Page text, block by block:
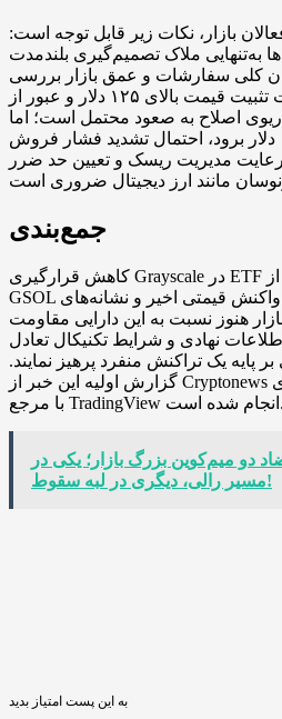
بازار، نکات زیر قابل توجه است:
به‌تنهایی ملاک تصمیم‌گیری بلندمدت
کلی سفارشات و عمق بازار بررسی
شود. دوم، در صورت تثبیت قیمت بالای ۱۲۵ دلار و عبور از
اصلاح به صعود محتمل است؛ اما
اگر قیمت مجدداً زیر ۱۲۰ دلار برود، احتمال تشدید فشار فروش
مدیریت ریسک و تعیین حد ضرر
جمع‌بندی
کاهش قرارگیری Grayscale در ETF سولانا و فروش بخشی از
GSOL توجه‌ها را جلب کرده، اما واکنش قیمتی اخیر و نشانه‌های
هنوز نسبت به این دارایی مقاومت
نهادی و شرایط تکنیکال تعادل
پایه یک تراکنش منفرد پرهیز نمایند.
گزارش اولیه این خبر از Cryptonews منتشر شده و تحلیل نموداری
با مرجع TradingView انجام شده است.
دو میم‌کوین بزرگ بازار؛ یکی در
مسیر رالی، دیگری در لبه سقوط!
به این پست امتیاز بدید